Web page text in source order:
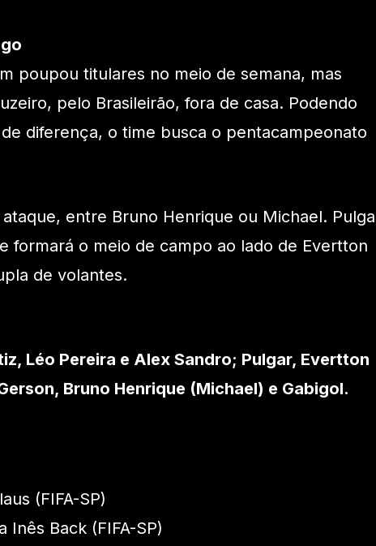
poupou titulares no meio de semana, mas
pelo Brasileirão, fora de casa. Podendo
diferença, o time busca o pentacampeonato
entre Bruno Henrique ou Michael.
formará o meio de campo ao lado de Evertton
de volantes.
Léo Pereira e Alex Sandro; Pulgar, Evertton
Bruno Henrique (Michael) e Gabigol.
(FIFA-SP)
Inês Back (FIFA-SP)